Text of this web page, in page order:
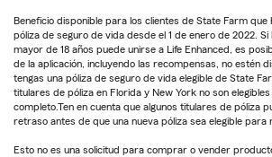
Beneficio disponible para los clientes de State Farm
póliza de seguro de vida desde el 1 de enero de 2022.
mayor de 18 años puede unirse a Life Enhanced, es
de la aplicación, incluyendo las recompensas, no estén
tengas una póliza de seguro de vida elegible de State
titulares de póliza en Florida y New York no son
completo.Ten en cuenta que algunos titulares de póliza
retraso antes de que una nueva póliza sea elegible para
Esto no es una solicitud para comprar o vender